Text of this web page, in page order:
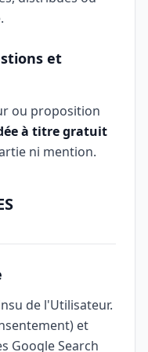
et
ou proposition
à titre gratuit
ni mention.
de l'Utilisateur.
et
Google Search